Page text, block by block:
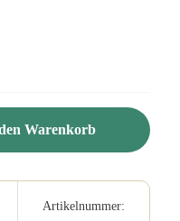
Warenkorb
Artikelnummer: